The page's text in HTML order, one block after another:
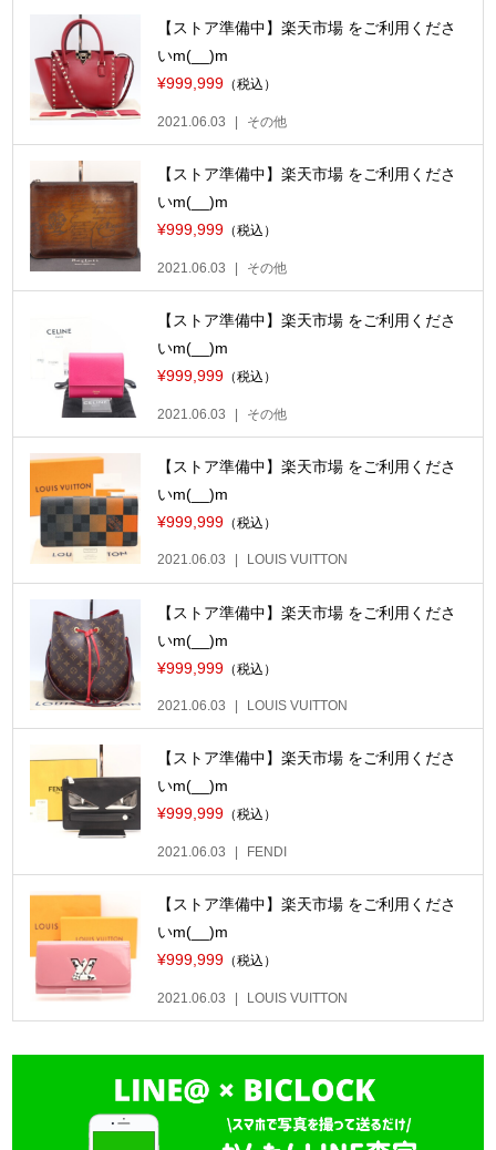
【ストア準備中】楽天市場 をご利用くださ
いm(__)m
¥999,999 （税込）
2021.06.03 その他
【ストア準備中】楽天市場 をご利用くださ
いm(__)m
¥999,999 （税込）
2021.06.03 その他
【ストア準備中】楽天市場 をご利用くださ
いm(__)m
¥999,999 （税込）
2021.06.03 その他
【ストア準備中】楽天市場 をご利用くださ
いm(__)m
¥999,999 （税込）
2021.06.03 LOUIS VUITTON
【ストア準備中】楽天市場 をご利用くださ
いm(__)m
¥999,999 （税込）
2021.06.03 LOUIS VUITTON
【ストア準備中】楽天市場 をご利用くださ
いm(__)m
¥999,999 （税込）
2021.06.03 FENDI
【ストア準備中】楽天市場 をご利用くださ
いm(__)m
¥999,999 （税込）
2021.06.03 LOUIS VUITTON